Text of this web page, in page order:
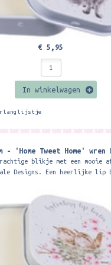
€ 5,95
In winkelwagen
- 'Home Tweet Home'
blikje met een mooie
Designs. Een heerlijke lip